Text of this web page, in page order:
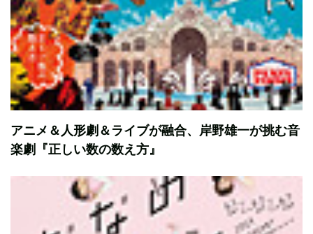
アニメ＆人形劇＆ライブが融合、岸野雄一が挑む音
楽劇『正しい数の数え方』